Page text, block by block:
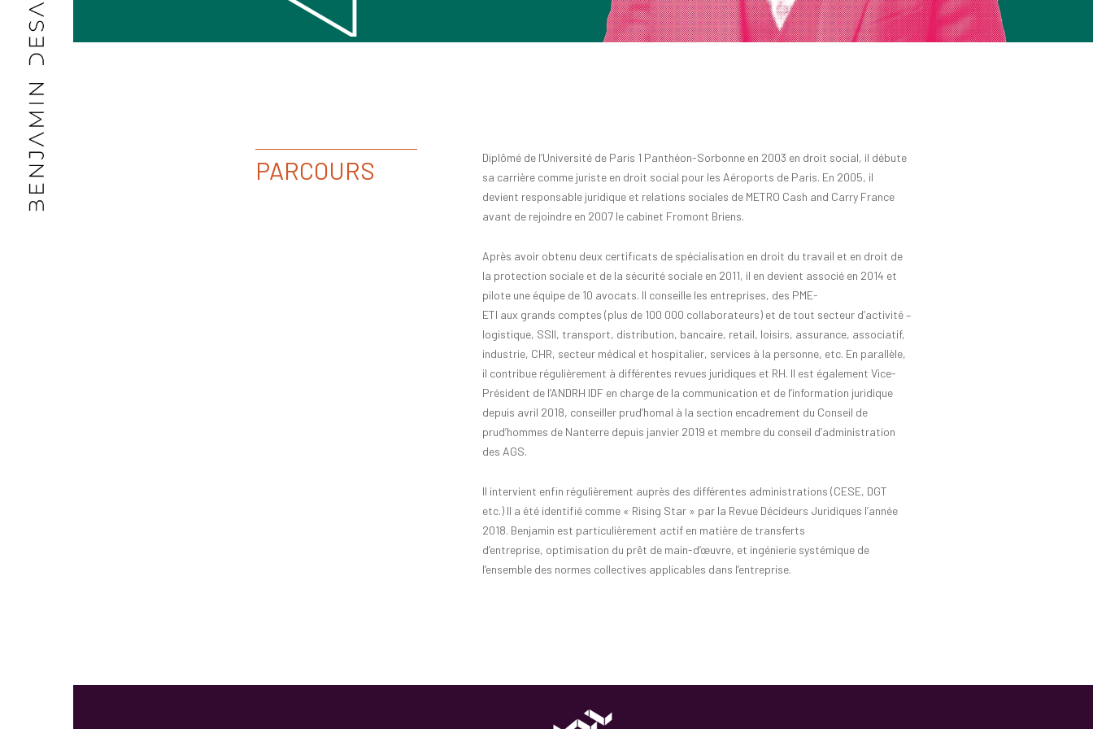
PARCOURS Diplômé de l’Université de Paris 1 Panthéon-Sorbonne en 2003 en droit social, il débute
sa carrière comme juriste en droit social pour les Aéroports de Paris. En 2005, il
devient responsable juridique et relations sociales de METRO Cash and Carry France
avant de rejoindre en 2007 le cabinet Fromont Briens.
Après avoir obtenu deux certificats de spécialisation en droit du travail et en droit de
la protection sociale et de la sécurité sociale en 2011, il en devient associé en 2014 et
pilote une équipe de 10 avocats. Il conseille les entreprises, des PME-
ETI aux grands comptes (plus de 100 000 collaborateurs) et de tout secteur d’activité –
logistique, SSII, transport, distribution, bancaire, retail, loisirs, assurance, associatif,
industrie, CHR, secteur médical et hospitalier, services à la personne, etc. En parallèle,
il contribue régulièrement à différentes revues juridiques et RH. Il est également Vice-
Président de l’ANDRH IDF en charge de la communication et de l’information juridique
depuis avril 2018, conseiller prud’homal à la section encadrement du Conseil de
prud’hommes de Nanterre depuis janvier 2019 et membre du conseil d’administration
des AGS.
Il intervient enfin régulièrement auprès des différentes administrations (CESE, DGT
etc.) Il a été identifié comme « Rising Star » par la Revue Décideurs Juridiques l’année
2018. Benjamin est particulièrement actifen matière de transferts
d’entreprise, optimisation du prêt de main-d’œuvre, et ingénierie systémique de
l’ensemble des normes collectives applicables dans l’entreprise.